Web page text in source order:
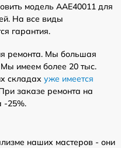
модель AAE40011 для
На все виды
гарантия.
ремонта. Мы большая
Мы имеем более 20 тыс.
складах уже имеется
заказе ремонта на
-25%.
наших мастеров - они